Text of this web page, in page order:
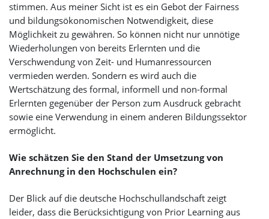
stimmen. Aus meiner Sicht ist es ein Gebot der Fairness
und bildungsökonomischen Notwendigkeit, diese
Möglichkeit zu gewähren. So können nicht nur unnötige
Wiederholungen von bereits Erlernten und die
Verschwendung von Zeit- und Humanressourcen
vermieden werden. Sondern es wird auch die
Wertschätzung des formal, informell und non-formal
Erlernten gegenüber der Person zum Ausdruck gebracht
sowie eine Verwendung in einem anderen Bildungssektor
ermöglicht.
Wie schätzen Sie den Stand der Umsetzung von
Anrechnung in den Hochschulen ein?
Der Blick auf die deutsche Hochschullandschaft zeigt
leider, dass die Berücksichtigung von Prior Learning aus